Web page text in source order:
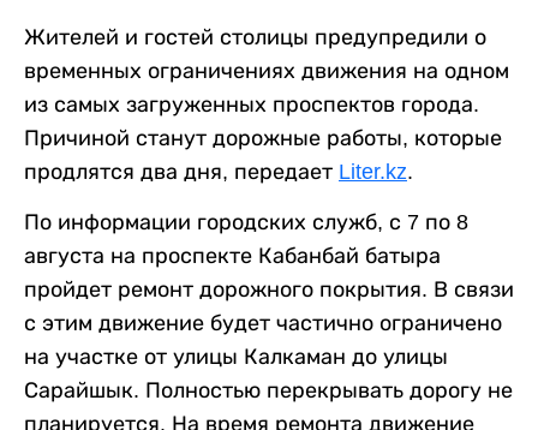
Жителей и гостей столицы предупредили о
временных ограничениях движения на одном
из самых загруженных проспектов города.
Причиной станут дорожные работы, которые
продлятся два дня, передает Liter.kz.
По информации городских служб, с 7 по 8
августа на проспекте Кабанбай батыра
пройдет ремонт дорожного покрытия. В связи
с этим движение будет частично ограничено
на участке от улицы Калкаман до улицы
Сарайшык. Полностью перекрывать дорогу не
планируется. На время ремонта движение